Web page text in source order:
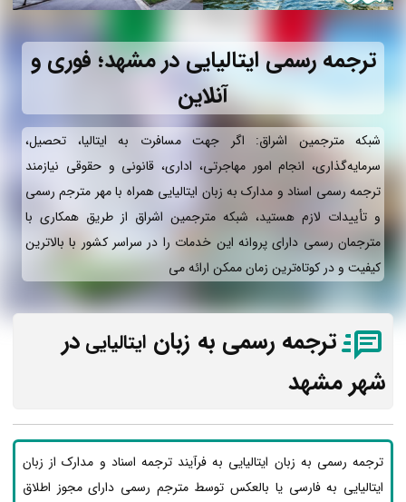
ترجمه رسمی ایتالیایی در مشهد؛ فوری و
آنلاین
شبکه مترجمین اشراق: اگر جهت مسافرت به ایتالیا، تحصیل،
سرمایه‌گذاری، انجام امور مهاجرتی، اداری، قانونی و حقوقی نیازمند
ترجمه رسمی اسناد و مدارک به زبان ایتالیایی همراه با مهر مترجم رسمی
و تأییدات لازم هستید، شبکه مترجمین اشراق از طریق همکاری با
مترجمان رسمی دارای پروانه این خدمات را در سراسر کشور با بالاترین
کیفیت و در کوتاه‌ترین زمان ممکن ارائه می‌
ترجمه رسمی به زبان ایتالیایی در
شهر مشهد
ترجمه رسمی به زبان ایتالیایی به فرآیند ترجمه اسناد و مدارک از زبان
ایتالیایی به فارسی یا بالعکس توسط مترجم رسمی دارای مجوز اطلاق